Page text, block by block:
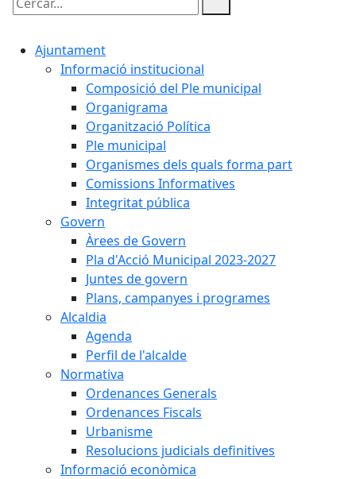
Cercar:
Ajuntament
Informació institucional
Composició del Ple municipal
Organigrama
Organització Política
Ple municipal
Organismes dels quals forma part
Comissions Informatives
Integritat pública
Govern
Àrees de Govern
Pla d'Acció Municipal 2023-2027
Juntes de govern
Plans, campanyes i programes
Alcaldia
Agenda
Perfil de l'alcalde
Normativa
Ordenances Generals
Ordenances Fiscals
Urbanisme
Resolucions judicials definitives
Informació econòmica